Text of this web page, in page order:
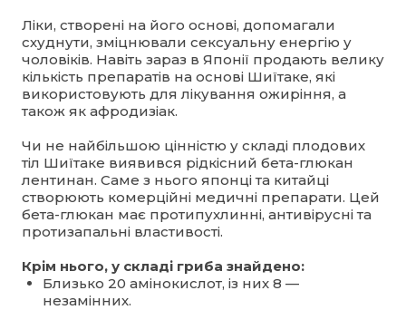
Ліки, створені на його основі, допомагали
схуднути, зміцнювали сексуальну енергію у
чоловіків. Навіть зараз в Японії продають велику
кількість препаратів на основі Шиїтаке, які
використовують для лікування ожиріння, а
також як афродизіак.
Чи не найбільшою цінністю у складі плодових
тіл Шиїтаке виявився рідкісний бета-глюкан
лентинан. Саме з нього японці та китайці
створюють комерційні медичні препарати. Цей
бета-глюкан має протипухлинні, антивірусні та
протизапальні властивості.
Крім нього, у складі гриба знайдено:
Близько 20 амінокислот, із них 8 —
незамінних.